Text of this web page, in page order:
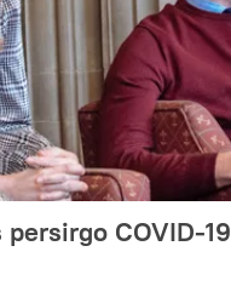
COVID-19